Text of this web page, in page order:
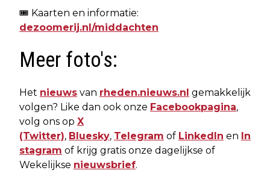
🎟️ Kaarten en informatie:
dezoomerij.nl/middachten
Meer foto's:
Het nieuws van rheden.nieuws.nl gemakkelijk
volgen? Like dan ook onze Facebookpagina,
volg ons op X
(Twitter), Bluesky, Telegram of LinkedIn en In
stagram of krijg gratis onze dagelijkse of
Wekelijkse nieuwsbrief.